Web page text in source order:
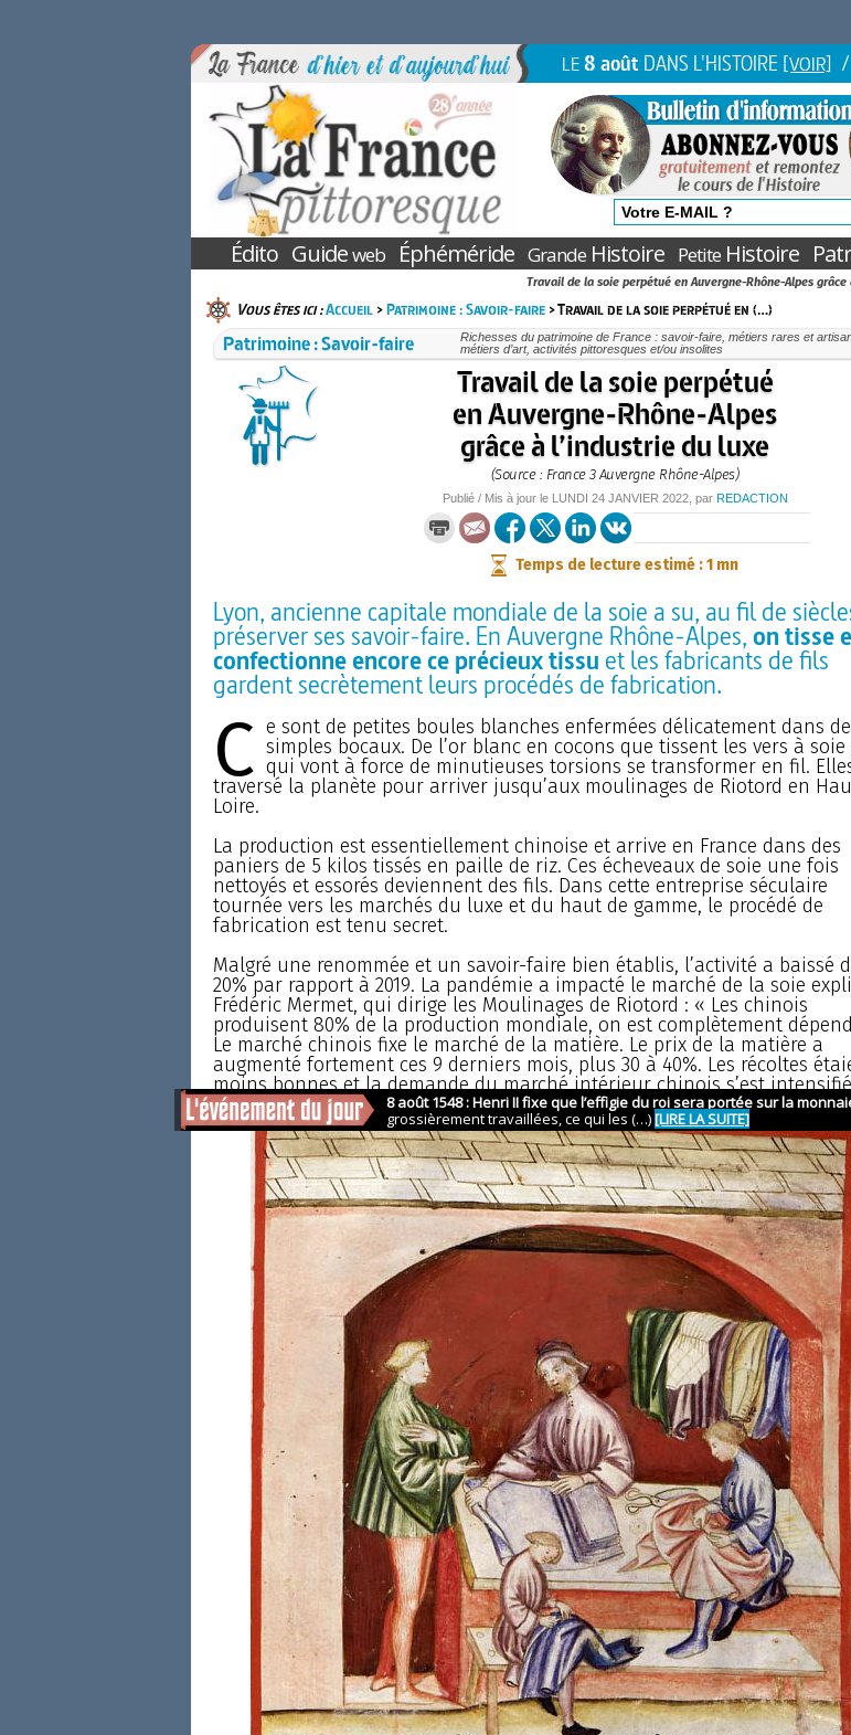
LE8 août DANS L'HISTOIRE [VOIR] /
Édito Guideweb Éphéméride GrandeHistoire PetiteHistoire
Travail de la soie perpétué en Auvergne-Rhône-Alpes
Vous êtes ici :Accueil>Patrimoine : Savoir-faire> Travail de la soie perpétué en (…)
Patrimoine : Savoir-faire
Richesses du patrimoine de France : savoir-faire, métiers rares et
métiers d’art, activités pittoresques et/ou insolites
Travail de la soie perpétué
en Auvergne-Rhône-Alpes
grâce à l’industrie du luxe
(Source : France 3 Auvergne Rhône-Alpes)
Publié / Mis à jour le LUNDI 24 JANVIER 2022, par REDACTION
Temps de lecture estimé : 1 mn
Lyon, ancienne capitale mondiale de la soie a su, au fil de
préserver ses savoir-faire. En Auvergne Rhône-Alpes,on tisse
confectionne encore ce précieux tissu et les fabricants de fils
gardent secrètement leurs procédés de fabrication.
C e sont de petites boules blanches enfermées délicatement dans de
simples bocaux. De l’or blanc en cocons que tissent les vers à soie
qui vont à force de minutieuses torsions se transformer en fil.
traversé la planète pour arriver jusqu’aux moulinages de Riotord en
Loire.
La production est essentiellement chinoise et arrive en France dans des
paniers de 5 kilos tissés en paille de riz. Ces écheveaux de soie une fois
nettoyés et essorés deviennent des fils. Dans cette entreprise séculaire
tournée vers les marchés du luxe et du haut de gamme, le procédé de
fabrication est tenu secret.
Malgré une renommée et un savoir-faire bien établis, l’activité a baissé
20% par rapport à 2019. La pandémie a impacté le marché de la soie
Frédéric Mermet, qui dirige les Moulinages de Riotord : « Les chinois
produisent 80% de la production mondiale, on est complètement
Le marché chinois fixe le marché de la matière. Le prix de la matière a
augmenté fortement ces 9 derniers mois, plus 30 à 40%. Les récoltes
moins bonnes et la demande du marché intérieur chinois s’est